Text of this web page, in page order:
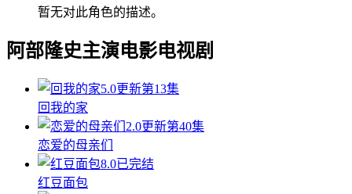
暂无对此角色的描述。
阿部隆史主演电影电视剧
5.0更新第13集
回我的家
2.0更新第40集
恋爱的母亲们
8.0已完结
红豆面包